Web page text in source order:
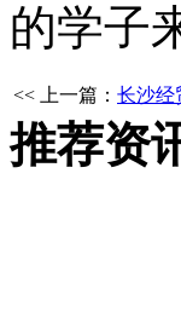
的学子
<< 上一篇： 长沙经
推荐资